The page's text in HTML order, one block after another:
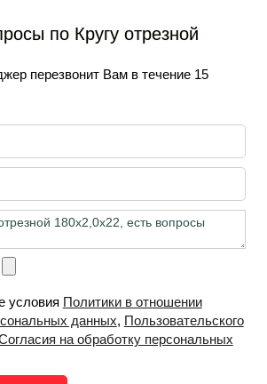
по Кругу отрезной
перезвонит Вам в течение 15
условия Политики в отношении
данных, Пользовательского
на обработку персональных